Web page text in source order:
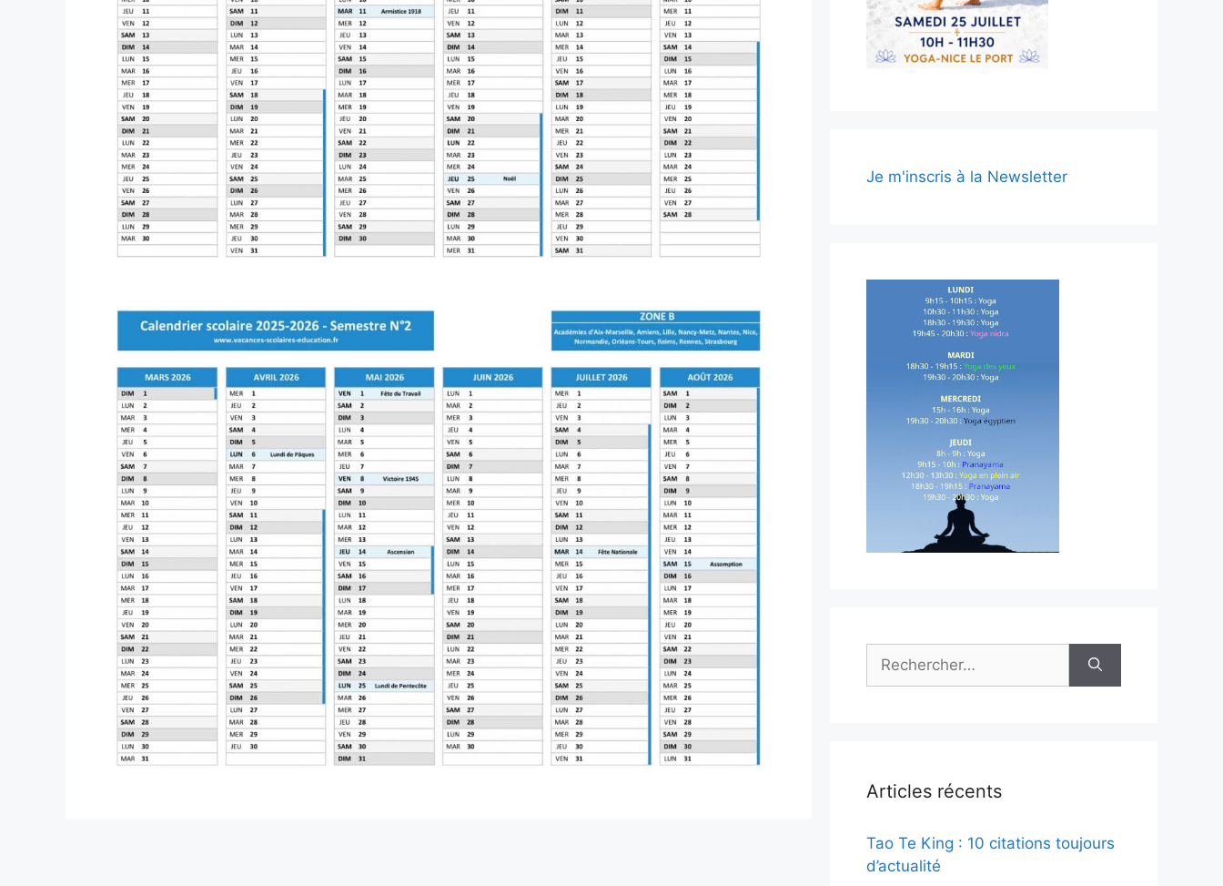
Je m'inscris à la Newsletter
Rechercher :
Articles récents
Tao Te King : 10 citations toujours
d’actualité